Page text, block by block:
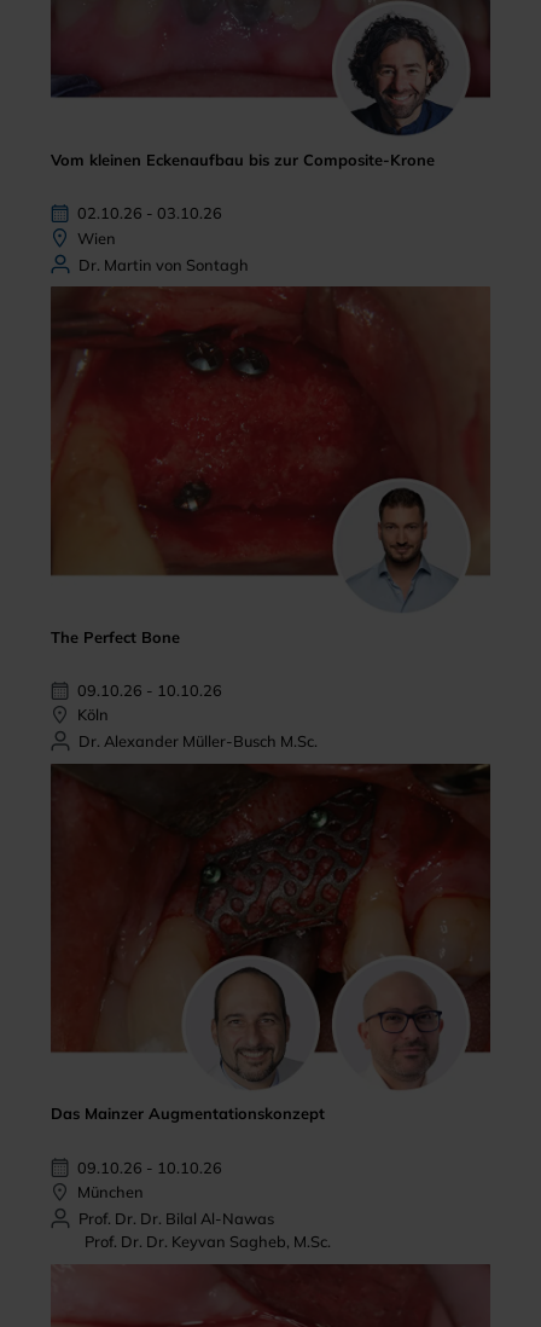
Vom kleinen Eckenaufbau bis zur Composite-Krone
02.10.26 - 03.10.26
Wien
Dr. Martin von Sontagh
The Perfect Bone
09.10.26 - 10.10.26
Köln
Dr. Alexander Müller-Busch M.Sc.
Das Mainzer Augmentationskonzept
09.10.26 - 10.10.26
München
Prof. Dr. Dr. Bilal Al-Nawas
Prof. Dr. Dr. Keyvan Sagheb, M.Sc.